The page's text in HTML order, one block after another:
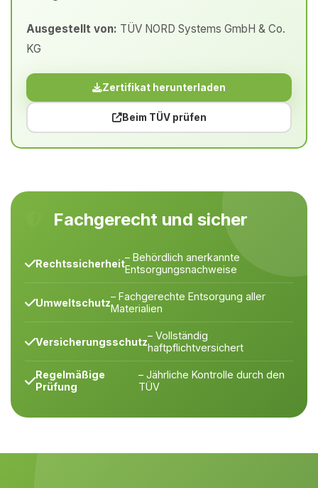
Ausgestellt von: TÜV NORD Systems GmbH & Co.
KG
Zertifikat herunterladen
Beim TÜV prüfen
Fachgerecht und sicher
Rechtssicherheit– Behördlich anerkannte
Entsorgungsnachweise
Umweltschutz– Fachgerechte Entsorgung aller
Materialien
Versicherungsschutz– Vollständig
haftpflichtversichert
Regelmäßige
Prüfung
– Jährliche Kontrolle durch den
TÜV